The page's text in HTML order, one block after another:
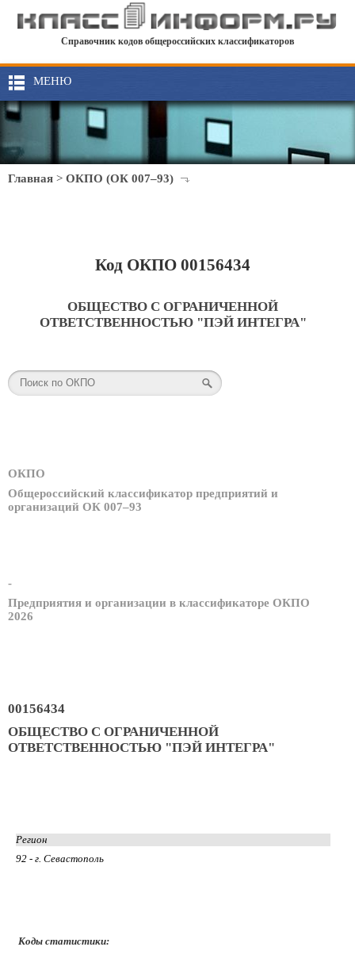
Справочник кодов общероссийских классификаторов
МЕНЮ
Главная > ОКПО (ОК 007–93)
Код ОКПО 00156434
ОБЩЕСТВО С ОГРАНИЧЕННОЙ
ОТВЕТСТВЕННОСТЬЮ "ПЭЙ ИНТЕГРА"
ОКПО
Общероссийский классификатор предприятий и
организаций ОК 007–93
-
Предприятия и организации в классификаторе ОКПО
2026
00156434
ОБЩЕСТВО С ОГРАНИЧЕННОЙ
ОТВЕТСТВЕННОСТЬЮ "ПЭЙ ИНТЕГРА"
Регион
92 - г. Севастополь
Коды статистики: